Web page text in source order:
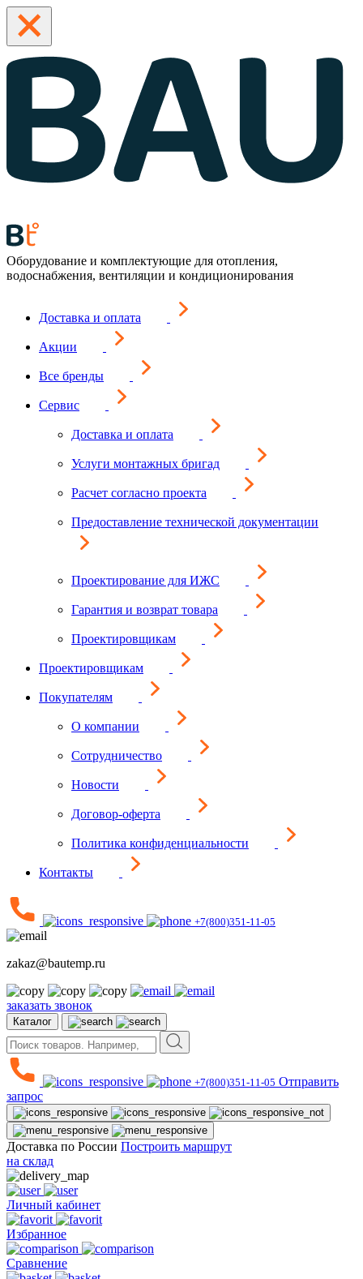
Оборудование и комплектующие для отопления,
водоснабжения, вентиляции и кондиционирования
Доставка и оплата
Акции
Все бренды
Сервис
Доставка и оплата
Услуги монтажных бригад
Расчет согласно проекта
Предоставление технической документации
Проектирование для ИЖС
Гарантия и возврат товара
Проектировщикам
Проектировщикам
Покупателям
О компании
Сотрудничество
Новости
Договор-оферта
Политика конфиденциальности
Контакты
+7(800)351-11-05
zakaz@bautemp.ru
заказать звонок
Каталог
+7(800)351-11-05 Отправить
запрос
Доставка по России Построить маршрут
на склад
Личный кабинет
Избранное
Сравнение